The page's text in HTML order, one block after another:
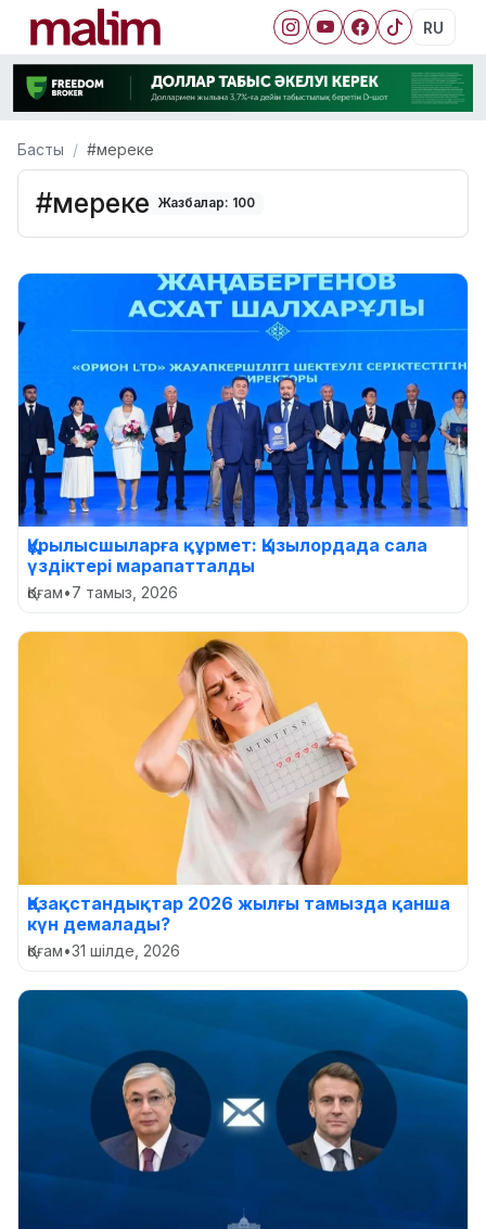
RU
Басты #мереке
#мереке Жазбалар: 100
Құрылысшыларға құрмет: Қызылордада сала
үздіктері марапатталды
Қоғам•7 тамыз, 2026
Қазақстандықтар 2026 жылғы тамызда қанша
күн демалады?
Қоғам•31 шілде, 2026